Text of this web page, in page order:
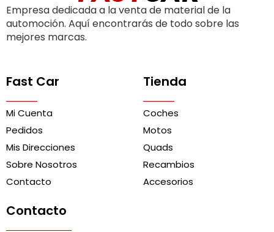
Empresa dedicada a la venta de material de la
automoción. Aquí encontrarás de todo sobre las
mejores marcas.
Fast Car
Mi Cuenta
Pedidos
Mis Direcciones
Sobre Nosotros
Contacto
Tienda
Coches
Motos
Quads
Recambios
Accesorios
Contacto